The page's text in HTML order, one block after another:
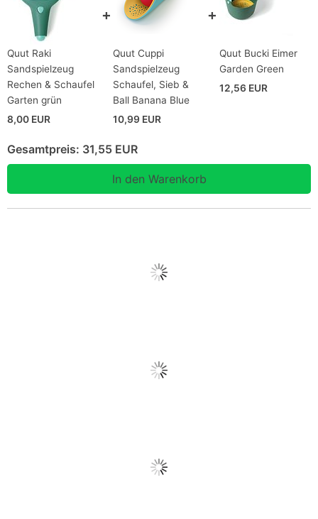
Quut Raki
Sandspielzeug
Rechen & Schaufel
Garten grün
8,00 EUR
Quut Cuppi
Sandspielzeug
Schaufel, Sieb &
Ball Banana Blue
10,99 EUR
Quut Bucki Eimer
Garden Green
12,56 EUR
Gesamtpreis: 31,55 EUR